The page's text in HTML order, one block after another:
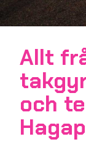
Allt
och